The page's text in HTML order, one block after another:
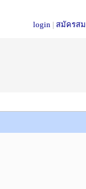
login | สมัครส